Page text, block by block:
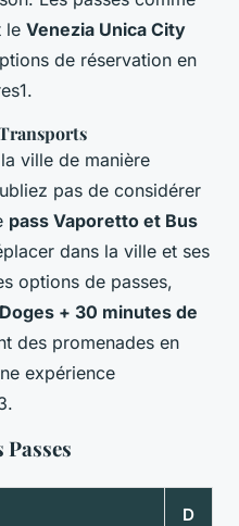
le Venezia Unica City
de réservation en
ville de manière
pas de considérer
pass Vaporetto et Bus
dans la ville et ses
options de passes,
+ 30 minutes de
des promenades en
expérience
D